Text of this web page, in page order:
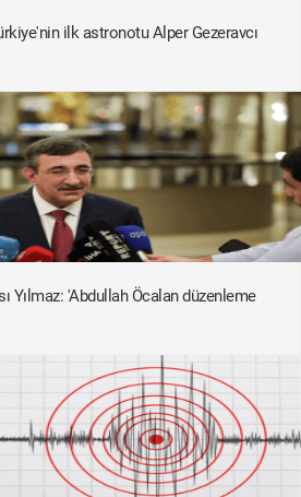
ilk astronotu Alper Gezeravcı
Yılmaz: 'Abdullah Öcalan düzenleme